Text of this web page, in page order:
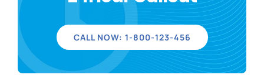
ΙΣΤΟΛΟΓΙΟ
CALL NOW: 1-800-123-456